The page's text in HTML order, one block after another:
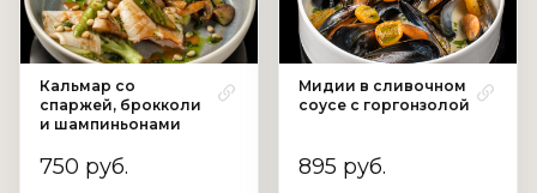
Кальмар со
спаржей, брокколи
и шампиньонами
750 руб.
Мидии в сливочном
соусе с горгонзолой
895 руб.